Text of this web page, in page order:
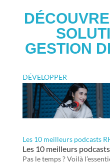
GESTION
DÉVELOPPER
Les 10 meilleurs podcasts
Les 10 meilleurs
Pas le temps ? Voilà